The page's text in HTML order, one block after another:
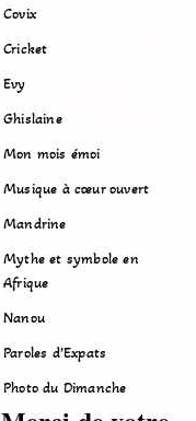
Covix
Cricket
Evy
Ghislaine
Mon mois émoi
Musique à cœur ouvert
Mandrine
Mythe et symbole en
Afrique
Nanou
Paroles d’Expats
Photo du Dimanche